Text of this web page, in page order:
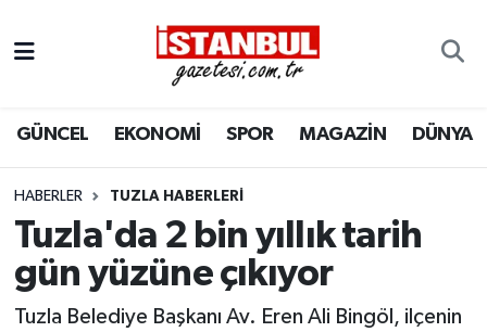
GÜNCEL EKONOMİ SPOR MAGAZİN DÜNYA
HABERLER TUZLA HABERLERI
Tuzla'da 2 bin yıllık tarih
gün yüzüne çıkıyor
Tuzla Belediye Başkanı Av. Eren Ali Bingöl, ilçenin
EKONOMİ
İSTANBUL
DÜNYA
Nöbetçi Eczaneler
Hava Durumu
Trafik Durumu
Süper Lig Puan Durumu ve Fikstür